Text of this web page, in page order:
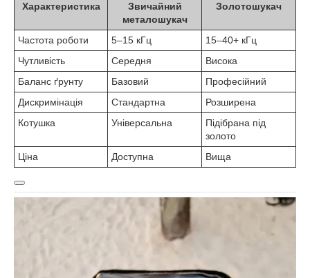
Характеристика
Звичайний
металошукач
Золотошукач
Частота роботи 5–15 кГц
15–40+ кГц
Чутливість
Середня
Висока
Баланс ґрунту
Базовий
Професійний
Дискримінація
Стандартна
Розширена
Котушка
Універсальна
Підібрана під
золото
Ціна
Доступна Вища